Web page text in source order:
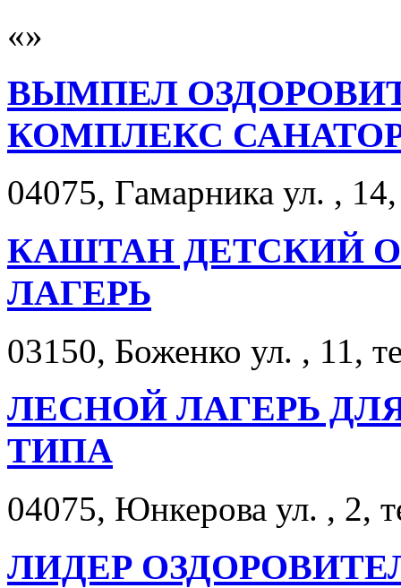
ВЫМПЕЛ
КОМПЛЕКС
04075, Гамарника ул. ,
КАШТАН ДЕТСКИЙ
ЛАГЕРЬ
03150, Боженко ул. , 11,
ЛЕСНОЙ ЛАГЕРЬ
ТИПА
04075, Юнкерова ул. , 2,
ЛИДЕР